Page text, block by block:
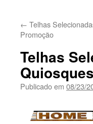
← Telhas
Promoção
Telhas
Quiosques
Publicado em 08/23/